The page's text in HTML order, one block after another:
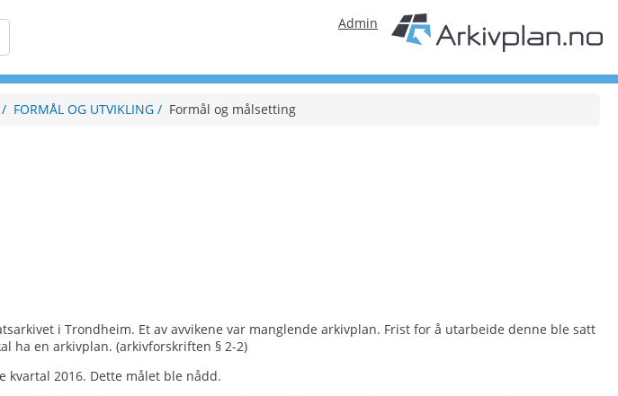
Admin
FORMÅL OG UTVIKLING Formål og målsetting
i Trondheim. Et av avvikene var manglende arkivplan. Frist for å utarbeide denne ble satt
ha en arkivplan. (arkivforskriften § 2-2)
2016. Dette målet ble nådd.